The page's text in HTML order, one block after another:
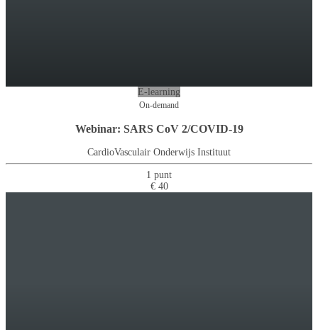
E-learning
On-demand
Webinar: SARS CoV 2/COVID-19
CardioVasculair Onderwijs Instituut
1 punt
€ 40